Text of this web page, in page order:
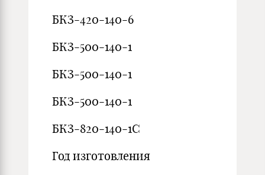
БКЗ-420-140-6
БКЗ-500-140-1
БКЗ-500-140-1
БКЗ-500-140-1
БКЗ-820-140-1С
Год изготовления